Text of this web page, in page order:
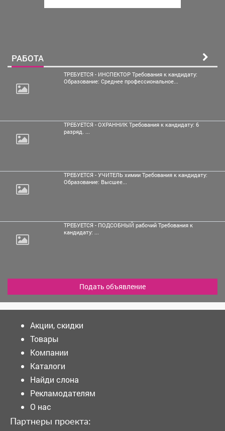
РАБОТА
ТРЕБУЕТСЯ - ИНСПЕКТОР Требования к кандидату:
Образование: Среднее профессиональное...
ТРЕБУЕТСЯ - ОХРАННИК Требования к кандидату: 6
разряд. ...
ТРЕБУЕТСЯ - УЧИТЕЛЬ химии Требования к кандидату:
Образование: Высшее...
ТРЕБУЕТСЯ - ПОДСОБНЫЙ рабочий Требования к
кандидату: ...
Подать объявление
Акции, скидки
Товары
Компании
Каталоги
Найди слона
Рекламодателям
О нас
Партнеры проекта: